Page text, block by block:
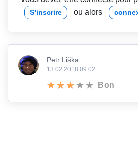
S'inscrire ou alors
Petr Liška
13.02.2018 09:02
Bon